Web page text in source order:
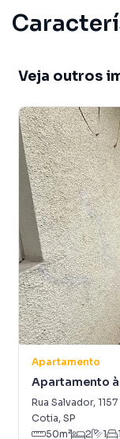
Aceita
Armário
Veja outros
Apartamento
Apartamento à
Rua Salvador, 1157
Cotia, SP
50m² 2 1 1